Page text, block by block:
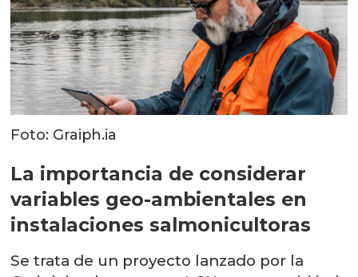
Foto: Graiph.ia
La importancia de considerar
variables geo-ambientales en
instalaciones salmonicultoras
Se trata de un proyecto lanzado por la